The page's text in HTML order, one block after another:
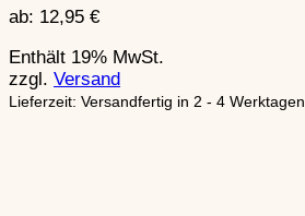
ab: 12,95 €
Enthält 19% MwSt.
zzgl. Versand
Lieferzeit: Versandfertig in 2 - 4 Werktagen